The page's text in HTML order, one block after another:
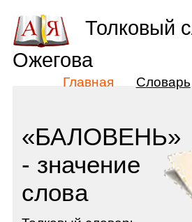
«БАЛОВЕНЬ»
- значение
слова
Толковый
Ожегова
Главная Словарь